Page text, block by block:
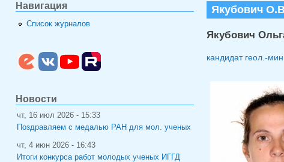
Якубович
Якубович
кандидат геол.-
Навигация
Список журналов
Новости
чт, 16 июл 2026 - 15:33
Поздравляем с медалью РАН для мол. ученых
чт, 4 июн 2026 - 16:43
Итоги конкурса работ молодых ученых ИГГД